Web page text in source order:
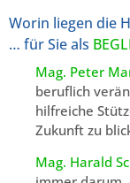
Worin liegen die
… für Sie als
Mag. Peter
beruflich
hilfreiche
Zukunft zu
Mag. Harald